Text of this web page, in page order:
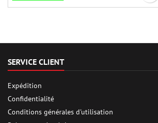
SERVICE CLIENT
Expédition
Confidentialité
Conditions générales d'utilisation